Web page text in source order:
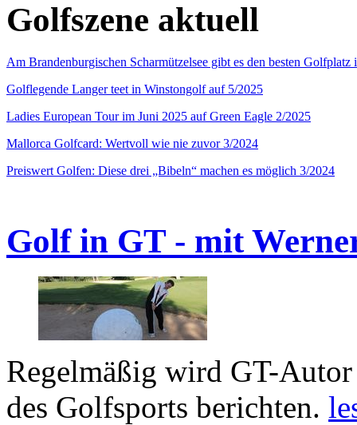
Golfszene aktuell
Am Brandenburgischen Scharmützelsee gibt es den besten
Golflegende Langer teet in Winstongolf auf 5/2025
Ladies European Tour im Juni 2025 auf Green Eagle 2/2025
Mallorca Golfcard: Wertvoll wie nie zuvor 3/2024
Preiswert Golfen: Diese drei „Bibeln“ machen es möglich 3/2024
Golf in GT - mit
Regelmäßig wird GT-
des Golfsports berichten.